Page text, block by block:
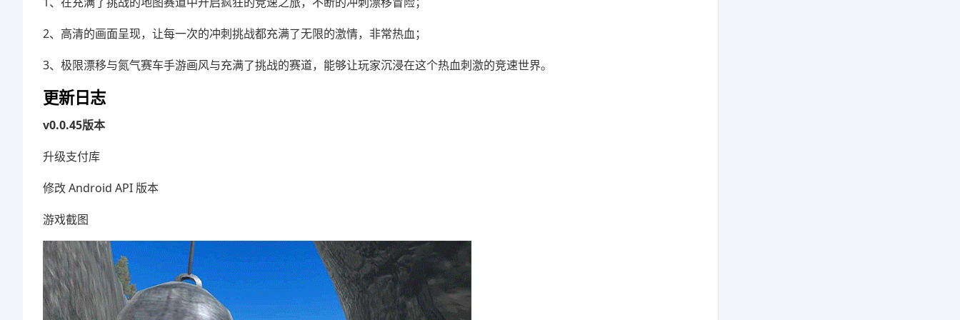
2、高清的画面呈现，让每一次的冲刺挑战都充满了无限的激情，非常热血；
3、极限漂移与氮气赛车手游画风与充满了挑战的赛道，能够让玩家沉浸在这个热血刺激的竞速世界。
更新日志
v0.0.45版本
升级支付库
修改 Android API 版本
游戏截图